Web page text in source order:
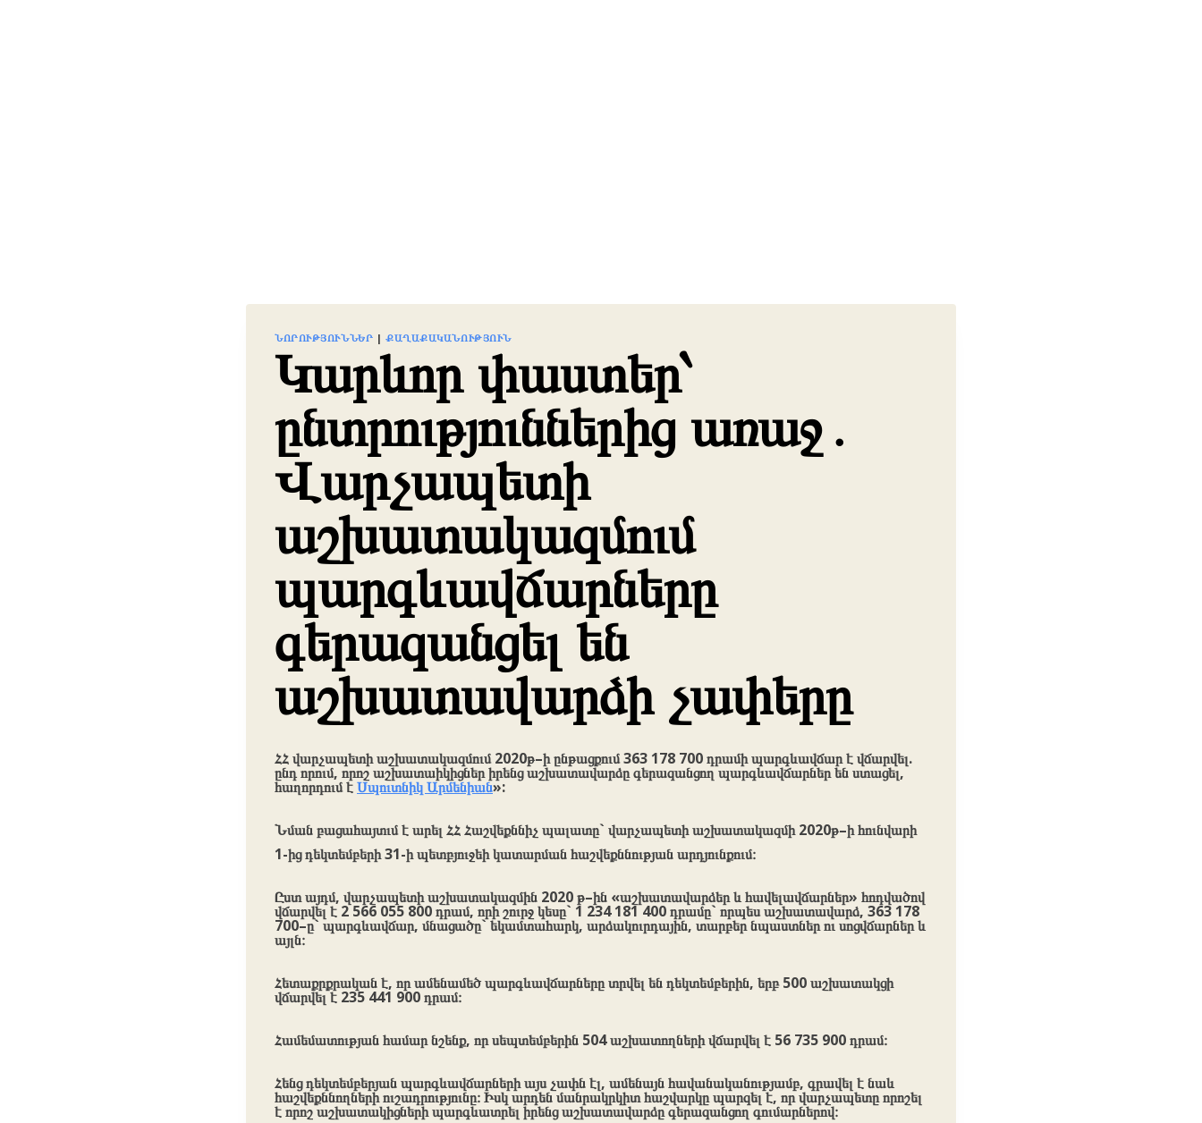
ՆՈՐՈՒԹՅՈՒՆՆԵՐ | ՔԱՂԱՔԱԿԱՆՈՒԹՅՈՒՆ
Կարևոր փաստեր՝
ընտրություններից առաջ․
Վարչապետի
աշխատակազմում
պարգևավճարները
գերազանցել են
աշխատավարձի չափերը
ՀՀ վարչապետի աշխատակազմում 2020թ–ի ընթացքում 363 178 700 դրամի պարգևավճար է վճարվել.
ընդ որում, որոշ աշխատաիկիցներ իրենց աշխատավարձը գերազանցող պարգևավճարներ են ստացել,
հաղորդում էՍպուտնիկ Արմենիան»:
Նման բացահայտւմ է արել ՀՀ Հաշվեքննիչ պալատը` վարչապետի աշխատակազմի 2020թ–ի հունվարի
1-ից դեկտեմբերի 31-ի պետբյուջեի կատարման հաշվեքննության արդյունքում։
Ըստ այդմ, վարչապետի աշխատակազմին 2020 թ–ին «աշխատավարձեր և հավելավճարներ» հոդվածով
վճարվել է 2 566 055 800 դրամ, որի շուրջ կեսը` 1 234 181 400 դրամը` որպես աշխատավարձ, 363 178
700–ը` պարգևավճար, մնացածը` եկամտահարկ, արձակուրդային, տարբեր նպաստներ ու սոցվճարներ և
այլն։
Հետաքրքրական է, որ ամենամեծ պարգևավճարները տրվել են դեկտեմբերին, երբ 500 աշխատակցի
վճարվել է 235 441 900 դրամ։
Համեմատության համար նշենք, որ սեպտեմբերին 504 աշխատողների վճարվել է 56 735 900 դրամ։
Հենց դեկտեմբերյան պարգևավճարների այս չափն էլ, ամենայն հավանականությամբ, գրավել է նաև
հաշվեքննողների ուշադրությունը։ Իսկ արդեն մանրակրկիտ հաշվարկը պարզել է, որ վարչապետը որոշել
է որոշ աշխատակիցների պարգևատրել իրենց աշխատավարձը գերազանցող գումարներով։